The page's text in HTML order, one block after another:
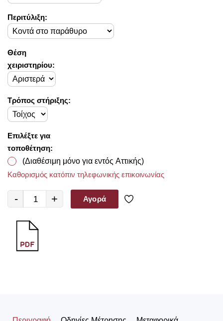
Περιτύλιξη:
Θέση
χειριστηρίου:
Τρόπος στήριξης:
Επιλέξτε για
τοποθέτηση:
(Διαθέσιμη μόνο για εντός Αττικής)
Καθορισμός κατόπιν τηλεφωνικής επικοινωνίας
- + Αγορά